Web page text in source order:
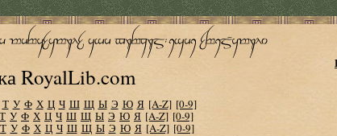
RoyalLib.com
Т У Ф Х Ц Ч Ш Щ Ы Э Ю Я [A-Z] [0-9]
Т У Ф Х Ц Ч Ш Щ Ы Э Ю Я [A-Z] [0-9]
Т У Ф Х Ц Ч Ш Щ Ы Э Ю Я [A-Z] [0-9]